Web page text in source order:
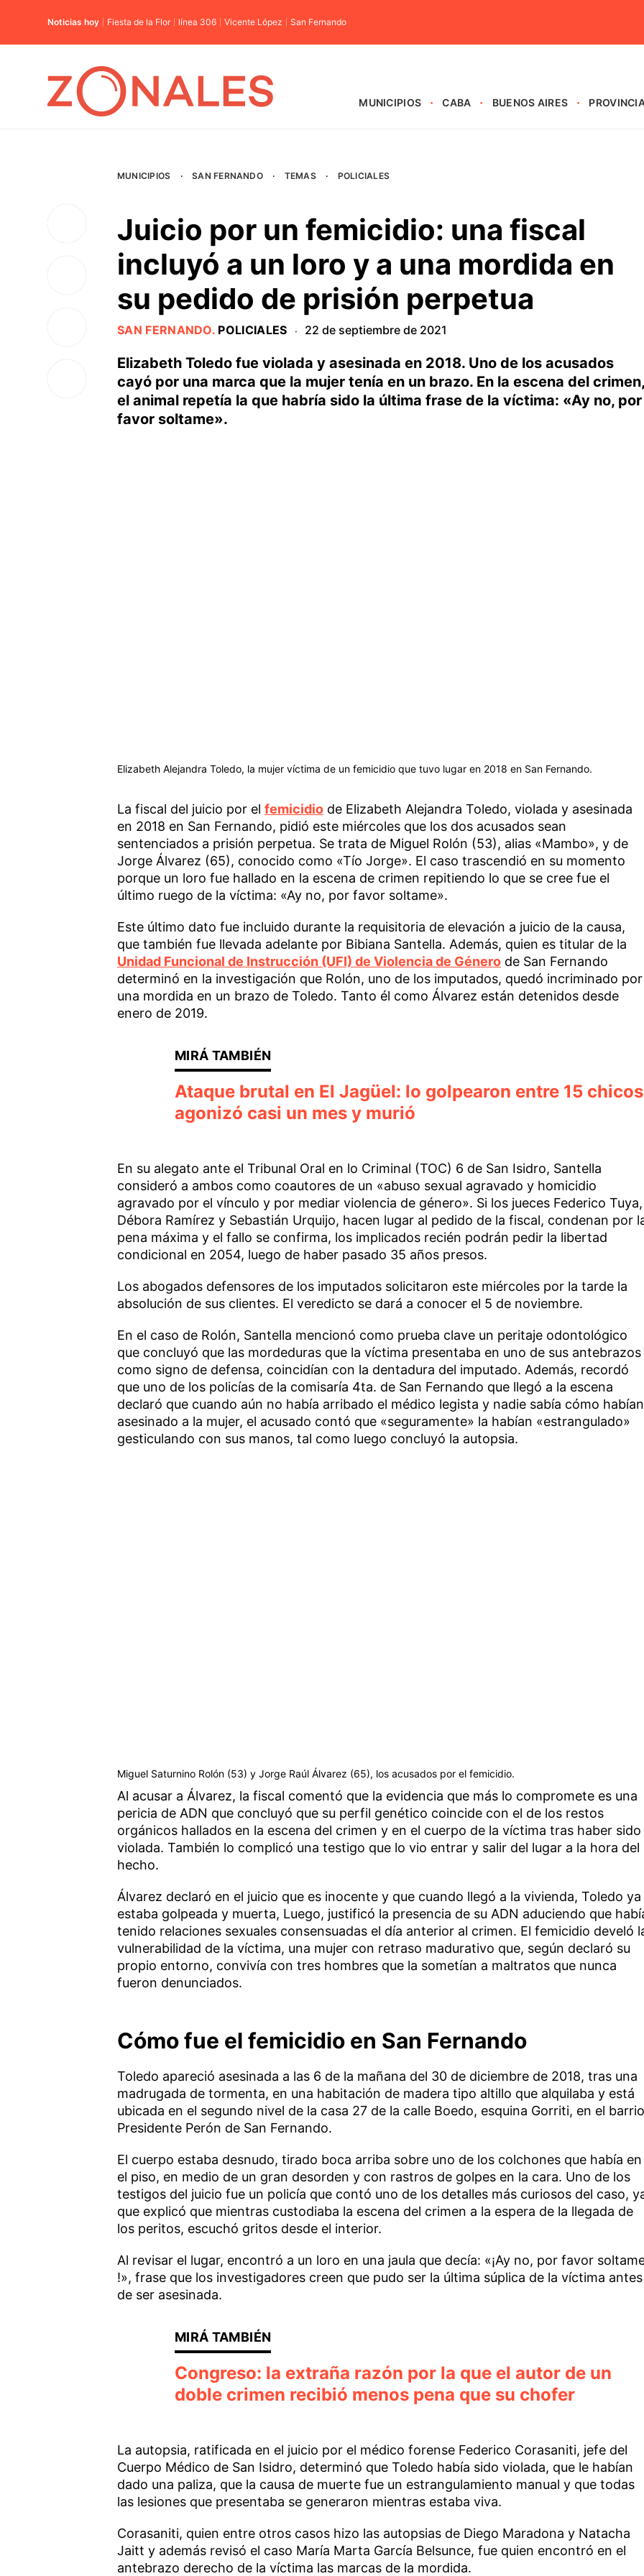
Noticias hoy Fiesta de la Flor línea 306 Vicente López San Fernando
MUNICIPIOS CABA BUENOS AIRES
MUNICIPIOS · SAN FERNANDO · TEMAS · POLICIALES
Juicio por un femicidio: una fiscal
incluyó a un loro y a una mordida en
su pedido de prisión perpetua
SAN FERNANDO. POLICIALES · 22 de septiembre de 2021
Elizabeth Toledo fue violada y asesinada en 2018. Uno de los acusados
cayó por una marca que la mujer tenía en un brazo. En la escena del crimen,
el animal repetía la que habría sido la última frase de la víctima: «Ay no, por
favor soltame».
Elizabeth Alejandra Toledo, la mujer víctima de un femicidio que tuvo lugar en 2018 en San Fernando.
La fiscal del juicio por el femicidiode Elizabeth Alejandra Toledo, violada y asesinada
en 2018 en San Fernando, pidió este miércoles que los dos acusados sean
sentenciados a prisión perpetua. Se trata de Miguel Rolón (53), alias «Mambo», y de
Jorge Álvarez (65), conocido como «Tío Jorge». El caso trascendió en su momento
porque un loro fue hallado en la escena de crimen repitiendo lo que se cree fue el
último ruego de la víctima: «Ay no, por favor soltame».
Este último dato fue incluido durante la requisitoria de elevación a juicio de la causa,
que también fue llevada adelante por Bibiana Santella. Además, quien es titular de la
Unidad Funcional de Instrucción (UFI) de Violencia de Génerode San Fernando
determinó en la investigación que Rolón, uno de los imputados, quedó incriminado por
una mordida en un brazo de Toledo. Tanto él como Álvarez están detenidos desde
enero de 2019.
Ataque brutal en El Jagüel: lo golpearon entre 15
agonizó casi un mes y murió
En su alegato ante el Tribunal Oral en lo Criminal (TOC) 6 de San Isidro, Santella
consideró a ambos como coautores de un «abuso sexual agravado y homicidio
agravado por el vínculo y por mediar violencia de género». Si los jueces Federico Tuya,
Débora Ramírez y Sebastián Urquijo, hacen lugar al pedido de la fiscal, condenan por
pena máxima y el fallo se confirma, los implicados recién podrán pedir la libertad
condicional en 2054, luego de haber pasado 35 años presos.
Los abogados defensores de los imputados solicitaron este miércoles por la tarde la
absolución de sus clientes. El veredicto se dará a conocer el 5 de noviembre.
En el caso de Rolón, Santella mencionó como prueba clave un peritaje odontológico
que concluyó que las mordeduras que la víctima presentaba en uno de sus antebrazos
como signo de defensa, coincidían con la dentadura del imputado. Además, recordó
que uno de los policías de la comisaría 4ta. de San Fernando que llegó a la escena
declaró que cuando aún no había arribado el médico legista y nadie sabía cómo habían
asesinado a la mujer, el acusado contó que «seguramente» la habían «estrangulado»
gesticulando con sus manos, tal como luego concluyó la autopsia.
Miguel Saturnino Rolón (53) y Jorge Raúl Álvarez (65), los acusados por el femicidio.
Al acusar a Álvarez, la fiscal comentó que la evidencia que más lo compromete es una
pericia de ADN que concluyó que su perfil genético coincide con el de los restos
orgánicos hallados en la escena del crimen y en el cuerpo de la víctima tras haber sido
violada. También lo complicó una testigo que lo vio entrar y salir del lugar a la hora del
hecho.
Álvarez declaró en el juicio que es inocente y que cuando llegó a la vivienda, Toledo ya
estaba golpeada y muerta, Luego, justificó la presencia de su ADN aduciendo que
tenido relaciones sexuales consensuadas el día anterior al crimen. El femicidio develó
vulnerabilidad de la víctima, una mujer con retraso madurativo que, según declaró su
propio entorno, convivía con tres hombres que la sometían a maltratos que nunca
fueron denunciados.
Cómo fue el femicidio en San Fernando
Toledo apareció asesinada a las 6 de la mañana del 30 de diciembre de 2018, tras una
madrugada de tormenta, en una habitación de madera tipo altillo que alquilaba y está
ubicada en el segundo nivel de la casa 27 de la calle Boedo, esquina Gorriti, en el barrio
Presidente Perón de San Fernando.
El cuerpo estaba desnudo, tirado boca arriba sobre uno de los colchones que había en
el piso, en medio de un gran desorden y con rastros de golpes en la cara. Uno de los
testigos del juicio fue un policía que contó uno de los detalles más curiosos del caso,
que explicó que mientras custodiaba la escena del crimen a la espera de la llegada de
los peritos, escuchó gritos desde el interior.
Al revisar el lugar, encontró a un loro en una jaula que decía: «¡Ay no, por favor
!», frase que los investigadores creen que pudo ser la última súplica de la víctima antes
de ser asesinada.
Congreso: la extraña razón por la que el autor de un
doble crimen recibió menos pena que su chofer
La autopsia, ratificada en el juicio por el médico forense Federico Corasaniti, jefe del
Cuerpo Médico de San Isidro, determinó que Toledo había sido violada, que le habían
dado una paliza, que la causa de muerte fue un estrangulamiento manual y que todas
las lesiones que presentaba se generaron mientras estaba viva.
Corasaniti, quien entre otros casos hizo las autopsias de Diego Maradona y Natacha
Jaitt y además revisó el caso María Marta García Belsunce, fue quien encontró en el
antebrazo derecho de la víctima las marcas de la mordida.